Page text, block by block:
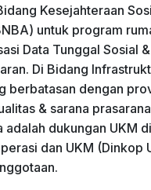
​Kesejahteraan
untuk program
Data Tunggal Sosial
Di Bidang
berbatasan dengan
& sarana
adalah dukungan UKM
dan UKM